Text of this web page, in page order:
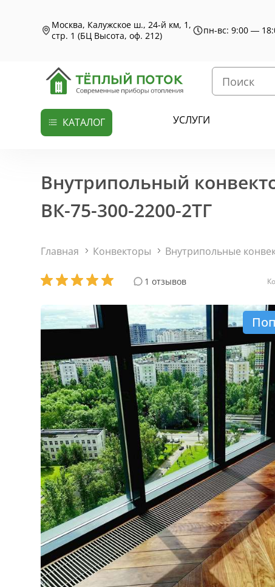
Москва, Калужское ш., 24-й км, 1,
стр. 1 (БЦ Высота, оф. 212)
пн-вс: 9:00 —
КАТАЛОГ УСЛУГИ
Внутрипольный
ВК-75-300-2200-2ТГ
Главная Конвекторы Внутрипольные
1 отзывов